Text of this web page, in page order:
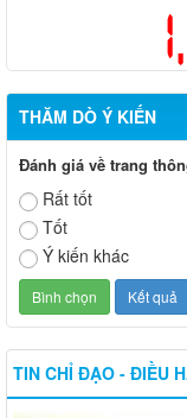
THĂM DÒ Ý KIẾN
Đánh giá về trang
Rất tốt
Tốt
Ý kiến khác
TIN CHỈ ĐẠO - ĐIỀU